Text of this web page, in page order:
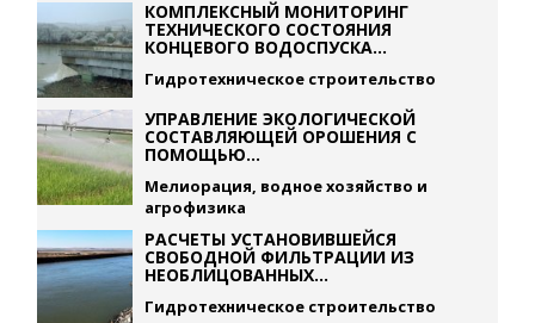
КОМПЛЕКСНЫЙ МОНИТОРИНГ
ТЕХНИЧЕСКОГО СОСТОЯНИЯ
КОНЦЕВОГО ВОДОСПУСКА...
Гидротехническое строительство
УПРАВЛЕНИЕ ЭКОЛОГИЧЕСКОЙ
СОСТАВЛЯЮЩЕЙ ОРОШЕНИЯ С
ПОМОЩЬЮ...
Мелиорация, водное хозяйство и
агрофизика
РАСЧЕТЫ УСТАНОВИВШЕЙСЯ
СВОБОДНОЙ ФИЛЬТРАЦИИ ИЗ
НЕОБЛИЦОВАННЫХ...
Гидротехническое строительство